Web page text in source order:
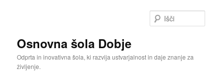
Osnovna šola Dobje
Odprta in inovativna šola, ki razvija ustvarjalnost in daje znanje za
življenje.